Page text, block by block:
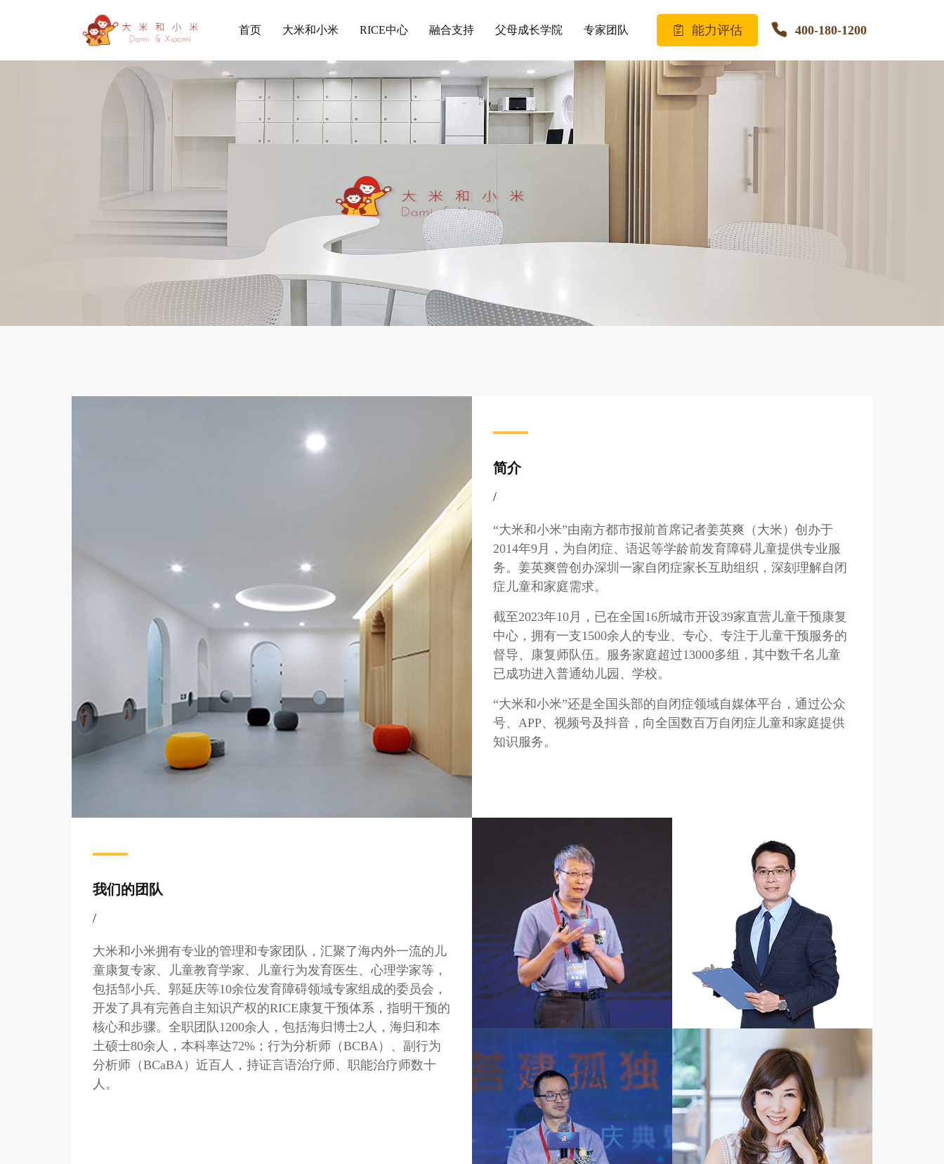
首页 大米和小米 RICE中心 融合支持 父母成长学院 专家团队 能力评估 400-180-1200
简介
/
“大米和小米”由南方都市报前首席记者姜英爽（大米）创办于
2014年9月，为自闭症、语迟等学龄前发育障碍儿童提供专业服
务。姜英爽曾创办深圳一家自闭症家长互助组织，深刻理解自闭
症儿童和家庭需求。
截至2023年10月，已在全国16所城市开设39家直营儿童干预康复
中心，拥有一支1500余人的专业、专心、专注于儿童干预服务的
督导、康复师队伍。服务家庭超过13000多组，其中数千名儿童
已成功进入普通幼儿园、学校。
“大米和小米”还是全国头部的自闭症领域自媒体平台，通过公众
号、APP、视频号及抖音，向全国数百万自闭症儿童和家庭提供
知识服务。
我们的团队
/
大米和小米拥有专业的管理和专家团队，汇聚了海内外一流的儿
童康复专家、儿童教育学家、儿童行为发育医生、心理学家等，
包括邹小兵、郭延庆等10余位发育障碍领域专家组成的委员会，
开发了具有完善自主知识产权的RICE康复干预体系，指明干预的
核心和步骤。全职团队1200余人，包括海归博士2人，海归和本
土硕士80余人，本科率达72%；行为分析师（BCBA）、副行为
分析师（BCaBA）近百人，持证言语治疗师、职能治疗师数十
人。